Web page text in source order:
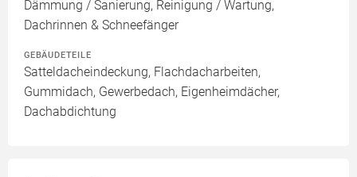
Dämmung / Sanierung, Reinigung / Wartung,
Dachrinnen & Schneefänger
GEBÄUDETEILE
Satteldacheindeckung, Flachdacharbeiten,
Gummidach, Gewerbedach, Eigenheimdächer,
Dachabdichtung